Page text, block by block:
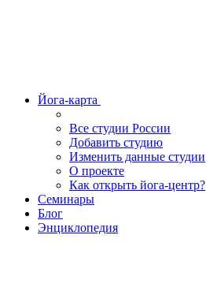
Йога-карта
Все студии России
Добавить студию
Изменить данные студии
О проекте
Как открыть йога-центр?
Семинары
Блог
Энциклопедия